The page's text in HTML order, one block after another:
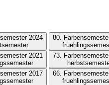
2024
80.
2021
73.
2017
66.